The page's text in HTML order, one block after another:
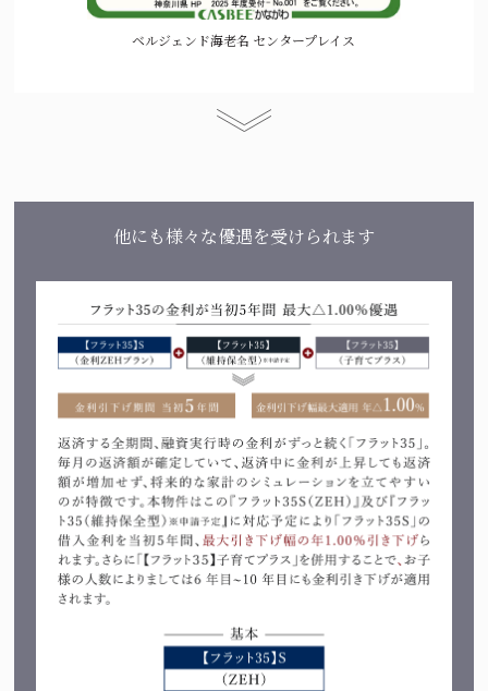
ベルジェンド海老名 センタープレイス
他にも様々な優遇を受けられます